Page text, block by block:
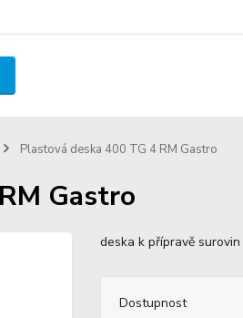
Plastová deska 400 TG 4 RM Gastro
Gastro
deska k přípravě surovin
Dostupnost